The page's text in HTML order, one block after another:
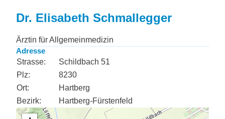
Dr. Elisabeth Schmallegger
Ärztin für Allgemeinmedizin
Adresse
Strasse:
Schildbach 51
Plz:
8230
Ort:
Hartberg
Bezirk:
Hartberg-Fürstenfeld